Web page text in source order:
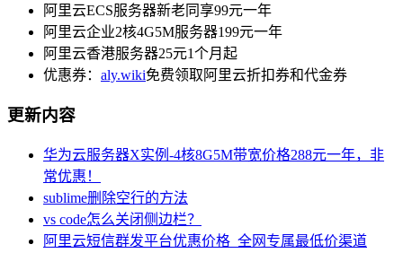
阿里云ECS服务器新老同享99元一年
阿里云企业2核4G5M服务器199元一年
阿里云香港服务器25元1个月起
优惠券： aly.wiki免费领取阿里云折扣券和代金券
更新内容
华为云服务器X实例-4核8G5M带宽价格288元一年，非
常优惠！
sublime删除空行的方法
vs code怎么关闭侧边栏？
阿里云短信群发平台优惠价格_全网专属最低价渠道